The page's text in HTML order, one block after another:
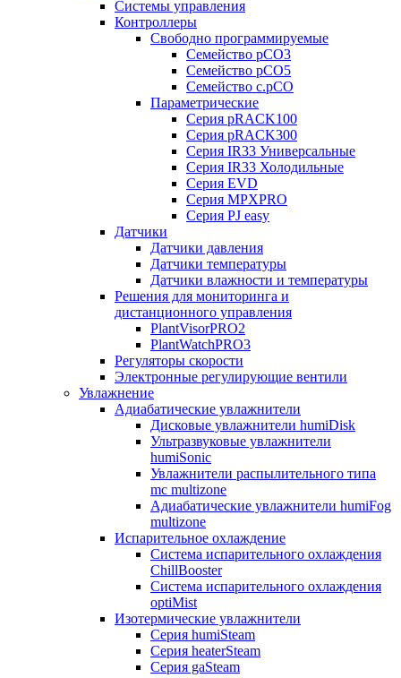
Системы управления
Контроллеры
Свободно программируемые
Семейство pCO3
Семейство pCO5
Семейство c.pCO
Параметрические
Серия pRACK100
Серия pRACK300
Серия IR33 Универсальные
Серия IR33 Холодильные
Серия EVD
Серия MPXPRO
Серия PJ easy
Датчики
Датчики давления
Датчики температуры
Датчики влажности и температуры
Решения для мониторинга и
дистанционного управления
PlantVisorPRO2
PlantWatchPRO3
Регуляторы скорости
Электронные регулирующие вентили
Увлажнение
Адиабатические увлажнители
Дисковые увлажнители humiDisk
Ультразвуковые увлажнители
humiSonic
Увлажнители распылительного типа
mc multizone
Адиабатические увлажнители humiFog
multizone
Испарительное охлаждение
Система испарительного охлаждения
ChillBooster
Система испарительного охлаждения
optiMist
Изотермические увлажнители
Серия humiSteam
Серия heaterSteam
Серия gaSteam